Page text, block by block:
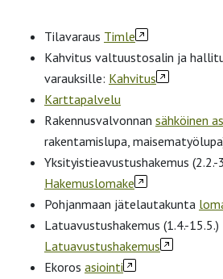
Tilavaraus Timle
Kahvitus valtuustosalin ja
varauksille: Kahvitus
Karttapalvelu
Rakennusvalvonnan sähköinen
rakentamislupa,
Yksityistieavustushakemus (2.2.-
Hakemuslomake
Pohjanmaan jätelautakunta
Latuavustushakemus (1.4.-15.5.)
Latuavustushakemus
Ekoros asiointi